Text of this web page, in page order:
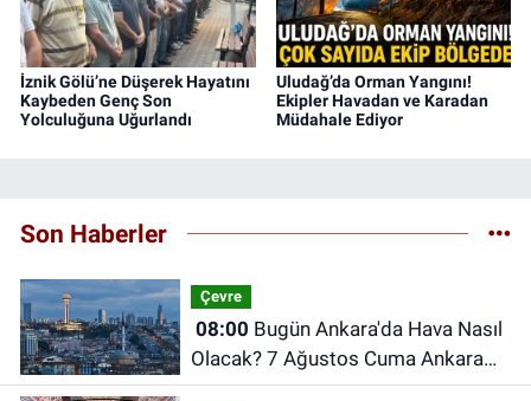
İznik Gölü’ne Düşerek Hayatını
Kaybeden Genç Son
Yolculuğuna Uğurlandı
Uludağ’da Orman Yangını!
Ekipler Havadan ve Karadan
Müdahale Ediyor
Son Haberler
Çevre
08:00
Olacak? 7 Ağustos Cuma Ankara
Hava Durumu